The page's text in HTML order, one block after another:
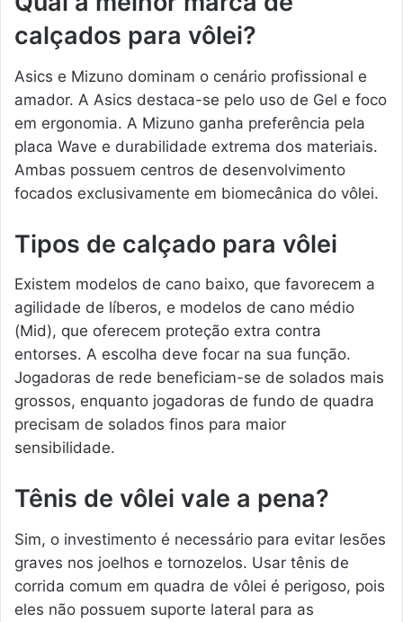
calçados para vôlei?
Asics e Mizuno dominam o cenário profissional e
amador. A Asics destaca-se pelo uso de Gel e foco
em ergonomia. A Mizuno ganha preferência pela
placa Wave e durabilidade extrema dos materiais.
Ambas possuem centros de desenvolvimento
focados exclusivamente em biomecânica do vôlei.
Tipos de calçado para vôlei
Existem modelos de cano baixo, que favorecem a
agilidade de líberos, e modelos de cano médio
(Mid), que oferecem proteção extra contra
entorses. A escolha deve focar na sua função.
Jogadoras de rede beneficiam-se de solados mais
grossos, enquanto jogadoras de fundo de quadra
precisam de solados finos para maior
sensibilidade.
Tênis de vôlei vale a pena?
Sim, o investimento é necessário para evitar lesões
graves nos joelhos e tornozelos. Usar tênis de
corrida comum em quadra de vôlei é perigoso, pois
eles não possuem suporte lateral para as